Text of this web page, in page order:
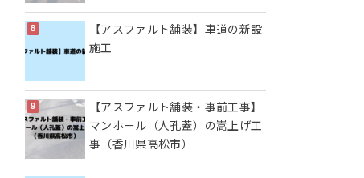
【アスファルト舗装】車道の新設
施工
【アスファルト舗装・事前工事】
マンホール（人孔蓋）の嵩上げ工
事（香川県高松市）